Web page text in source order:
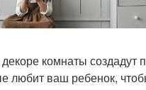
комнаты
любит ваш ребенок,